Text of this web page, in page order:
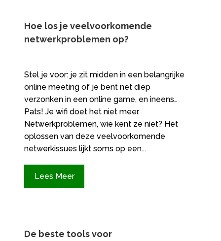
Hoe los je veelvoorkomende
netwerkproblemen op?
Stel je voor: je zit midden in een belangrijke
online meeting of je bent net diep
verzonken in een online game, en ineens…
Pats! Je wifi doet het niet meer.
Netwerkproblemen, wie kent ze niet? Het
oplossen van deze veelvoorkomende
netwerkissues lijkt soms op een...
Lees Meer
De beste tools voor